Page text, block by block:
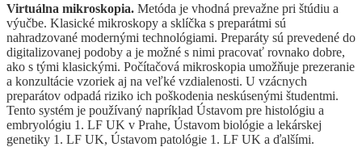
Virtuálna mikroskopia. Metóda je vhodná prevažne pri štúdiu a
výučbe. Klasické mikroskopy a sklíčka s preparátmi sú
nahradzované modernými technológiami. Preparáty sú prevedené do
digitalizovanej podoby a je možné s nimi pracovať rovnako dobre,
ako s tými klasickými. Počítačová mikroskopia umožňuje prezeranie
a konzultácie vzoriek aj na veľké vzdialenosti. U vzácnych
preparátov odpadá riziko ich poškodenia neskúsenými študentmi.
Tento systém je používaný napríklad Ústavom pre histológiu a
embryológiu 1. LF UK v Prahe, Ústavom biológie a lekárskej
genetiky 1. LF UK, Ústavom patológie 1. LF UK a ďalšími.